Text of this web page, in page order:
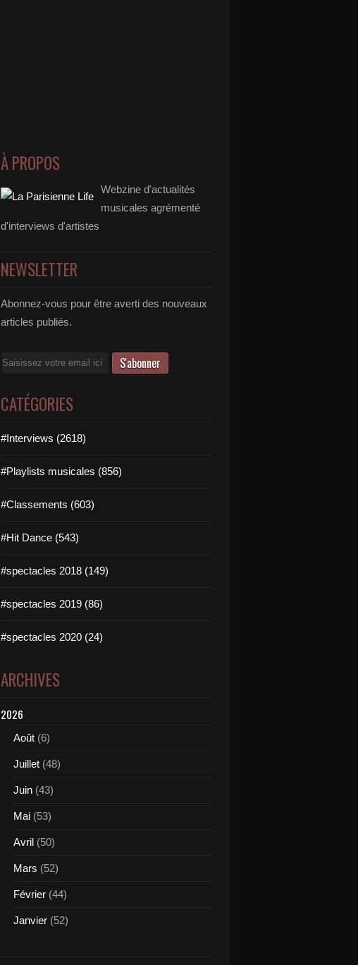
À PROPOS
Webzine d'actualités
musicales agrémenté
d'interviews d'artistes
NEWSLETTER
Abonnez-vous pour être averti des nouveaux
articles publiés.
Email
CATÉGORIES
#Interviews (2618)
#Playlists musicales (856)
#Classements (603)
#Hit Dance (543)
#spectacles 2018 (149)
#spectacles 2019 (86)
#spectacles 2020 (24)
ARCHIVES
2026
Août (6)
Juillet (48)
Juin (43)
Mai (53)
Avril (50)
Mars (52)
Février (44)
Janvier (52)